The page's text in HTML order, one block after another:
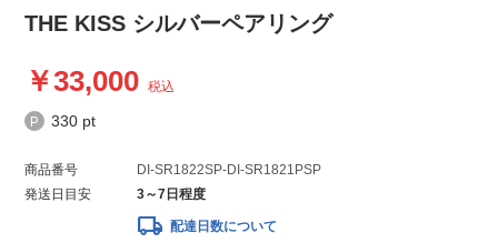
THE KISS シルバーペアリング
33,000 税込
330 pt
商品番号
DI-SR1822SP-DI-SR1821PSP
発送日目安
3～7日程度
local_shipping 配達日数について